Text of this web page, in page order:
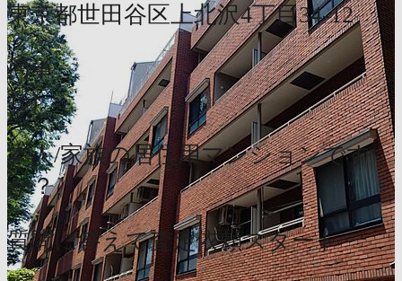
東京都世田谷区上北沢4丁目34-12
簡単
1分
本人/家族の居住用マンションです
か？
質問に答えて査定依頼スタート